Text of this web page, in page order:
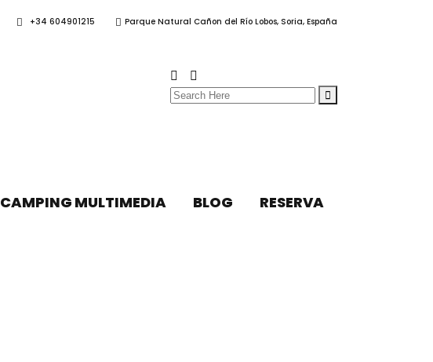
+34 604901215 Parque Natural Cañon del Río Lobos, Soria, España
Search
CAMPING MULTIMEDIA BLOG RESERVA